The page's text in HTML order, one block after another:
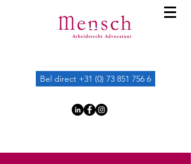
Bel direct +31 (0) 73 851 756 6